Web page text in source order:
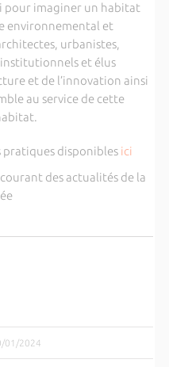
pour imaginer un habitat
environnemental et
urbanistes,
et élus
et de l’innovation ainsi
au service de cette
disponibles ici
des actualités de la
01/2024